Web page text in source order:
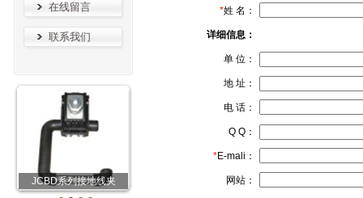
在线留言
联系我们
JCBD系列接地线夹
*姓 名：
详细信息：
单 位：
地 址：
电 话：
Q Q：
*E-mali：
网站：